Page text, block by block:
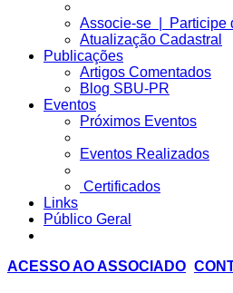
Associe-se | Participe
Atualização Cadastral
Publicações
Artigos Comentados
Blog SBU-PR
Eventos
Próximos Eventos
Eventos Realizados
Certificados
Links
Público Geral
ACESSO AO ASSOCIADO